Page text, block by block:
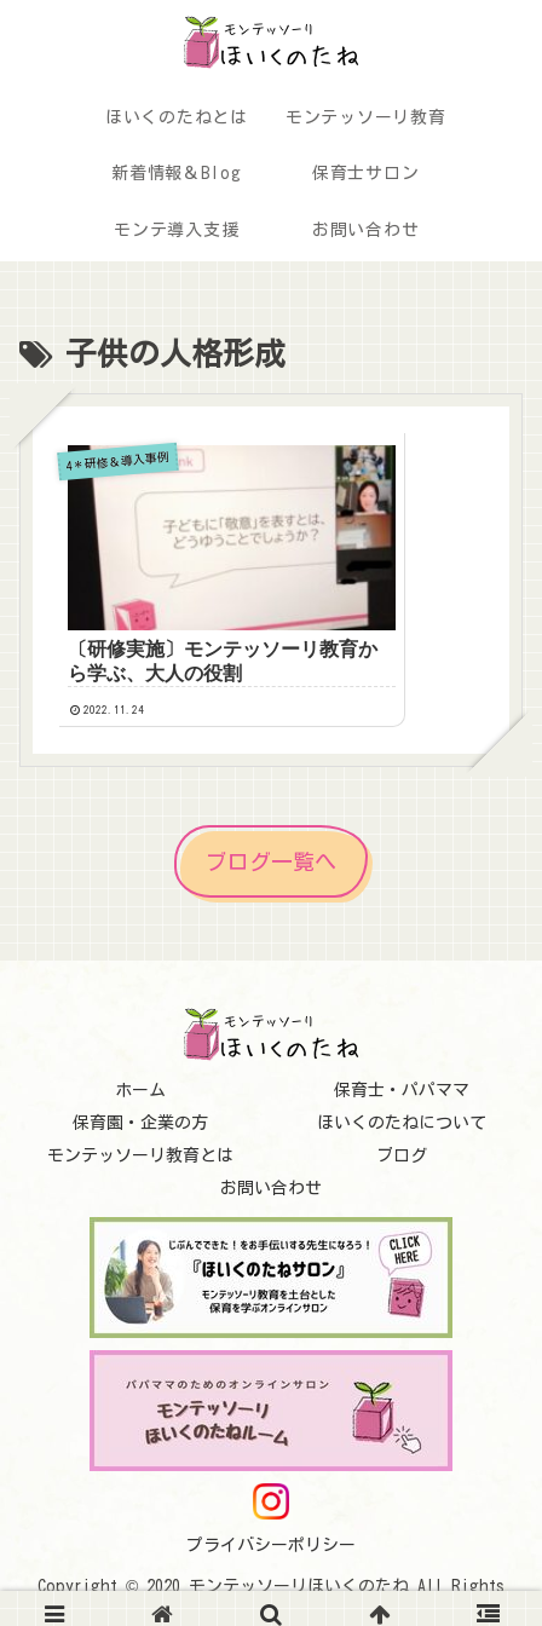
ほいくのたねとは モンテッソーリ教育
新着情報＆Blog 保育士サロン
モンテ導入支援 お問い合わせ
子供の人格形成
4＊研修＆導入事例
〔研修実施〕モンテッソーリ教育か
ら学ぶ、大人の役割
2022.11.24
ブログ一覧へ
ホーム
保育士・パパママ
保育園・企業の方
ほいくのたねについて
モンテッソーリ教育とは
ブログ
お問い合わせ
プライバシーポリシー
Copyright © 2020 モンテッソーリほいくのたね All Rights
Reserved.